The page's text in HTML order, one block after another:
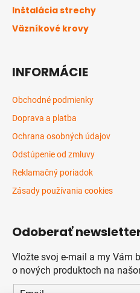
Inštalácia strechy
Väzníkové krovy
INFORMÁCIE
Obchodné podmienky
Doprava a platba
Ochrana osobných údajov
Odstúpenie od zmluvy
Reklamačný poriadok
Zásady používania cookies
Odoberať
Vložte svoj e-mail a my Vám
o nových produktoch na